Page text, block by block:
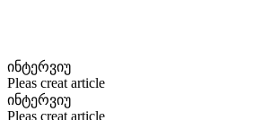
ინტერვიუ
Pleas creat article
ინტერვიუ
Pleas creat article